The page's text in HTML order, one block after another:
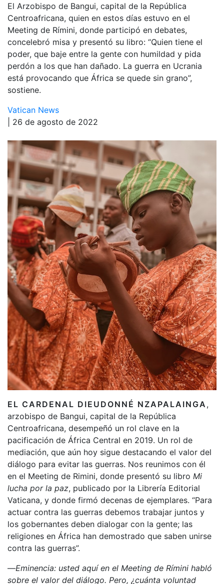
El Arzobispo de Bangui, capital de la República
Centroafricana, quien en estos días estuvo en el
Meeting de Rímini, donde participó en debates,
concelebró misa y presentó su libro: “Quien tiene el
poder, que baje entre la gente con humildad y pida
perdón a los que han dañado. La guerra en Ucrania
está provocando que África se quede sin grano”,
sostiene.
Vatican News
| 26 de agosto de 2022
EL CARDENAL DIEUDONNÉ NZAPALAINGA ,
arzobispo de Bangui, capital de la República
Centroafricana, desempeñó un rol clave en la
pacificación de África Central en 2019. Un rol de
mediación, que aún hoy sigue destacando el valor del
diálogo para evitar las guerras. Nos reunimos con él
en el Meeting de Rimini, donde presentó su libro Mi
lucha por la paz, publicado por la Librería Editorial
Vaticana, y donde firmó decenas de ejemplares. “Para
actuar contra las guerras debemos trabajar juntos y
los gobernantes deben dialogar con la gente; las
religiones en África han demostrado que saben unirse
contra las guerras”.
—Eminencia: usted aquí en el Meeting de Rímini habló
sobre el valor del diálogo. Pero, ¿cuánta voluntad